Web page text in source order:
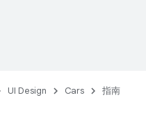
UI Design Cars 指南